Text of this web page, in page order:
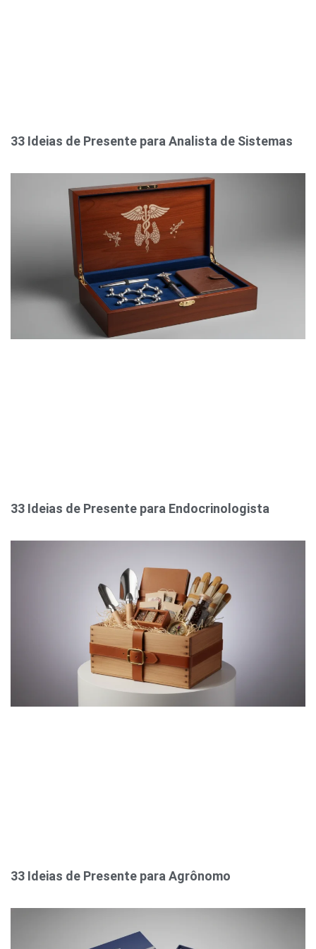
33 Ideias de Presente para Analista de Sistemas
33 Ideias de Presente para Endocrinologista
33 Ideias de Presente para Agrônomo